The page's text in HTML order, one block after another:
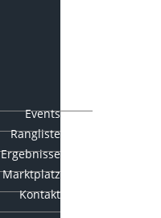
Events
Rangliste
Ergebnisse
Marktplatz
Kontakt